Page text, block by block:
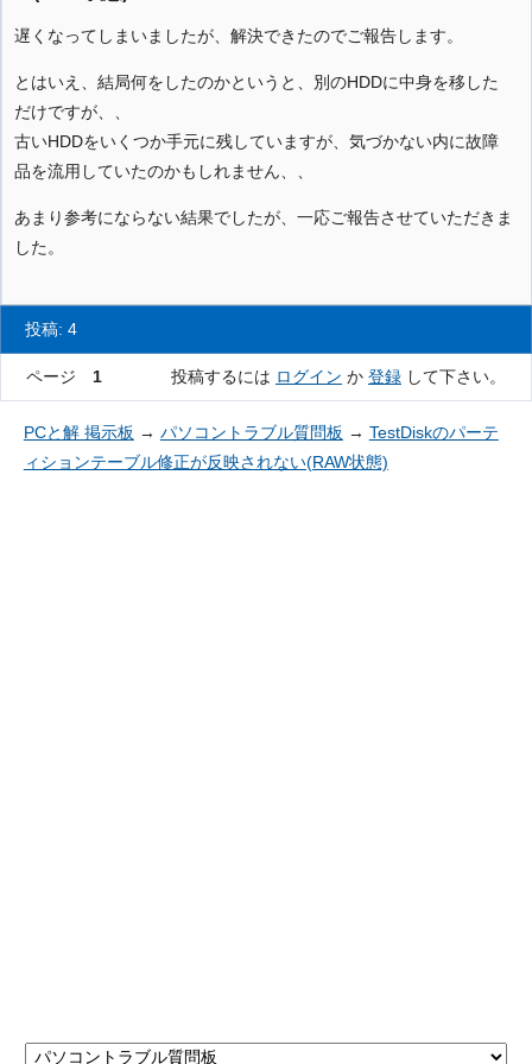
遅くなってしまいましたが、解決できたのでご報告します。
とはいえ、結局何をしたのかというと、別のHDDに中身を移した
だけですが、、
古いHDDをいくつか手元に残していますが、気づかない内に故障
品を流用していたのかもしれません、、
あまり参考にならない結果でしたが、一応ご報告させていただきま
した。
投稿: 4
ページ 1 投稿するには ログイン か 登録 して下さい。
PCと解 掲示板 → パソコントラブル質問板 → TestDiskのパーテ
ィションテーブル修正が反映されない(RAW状態)